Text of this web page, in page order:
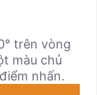
trên vòng
màu chủ
nhấn.